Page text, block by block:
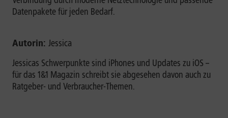
Datenpakete für jeden Bedarf.
Autorin: Jessica
Jessicas Schwerpunkte sind iPhones und Updates zu iOS –
für das 1&1 Magazin schreibt sie abgesehen davon auch zu
Ratgeber- und Verbraucher-Themen.